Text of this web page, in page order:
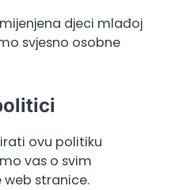
djeci mlađoj
svjesno osobne
ovu politiku
vas o svim
stranice.